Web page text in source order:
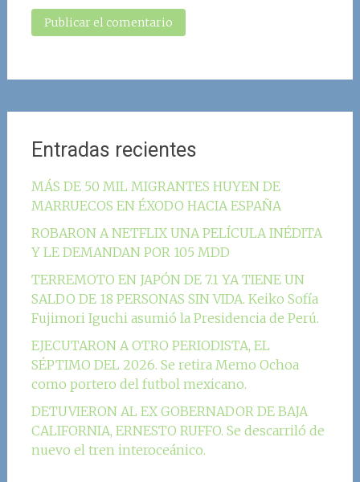
Entradas recientes
MÁS DE 50 MIL MIGRANTES HUYEN DE
MARRUECOS EN ÉXODO HACIA ESPAÑA
ROBARON A NETFLIX UNA PELÍCULA INÉDITA
Y LE DEMANDAN POR 105 MDD
TERREMOTO EN JAPÓN DE 7.1 YA TIENE UN
SALDO DE 18 PERSONAS SIN VIDA. Keiko Sofía
Fujimori Iguchi asumió la Presidencia de Perú.
EJECUTARON A OTRO PERIODISTA, EL
SÉPTIMO DEL 2026. Se retira Memo Ochoa
como portero del futbol mexicano.
DETUVIERON AL EX GOBERNADOR DE BAJA
CALIFORNIA, ERNESTO RUFFO. Se descarriló de
nuevo el tren interoceánico.